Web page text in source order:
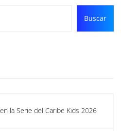
Buscar
la Serie del Caribe Kids 2026